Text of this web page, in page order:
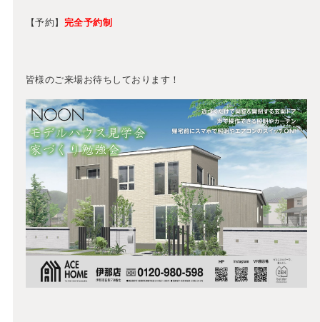
【予約】 完全予約制
皆様のご来場お待ちしております！